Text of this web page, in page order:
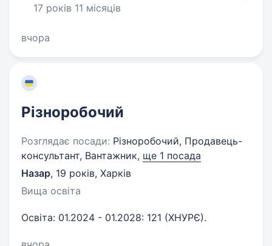
17 років 11 місяців
вчора
Різноробочий
Розглядає посади: Різноробочий, Продавець-
консультант, Вантажник, ще 1 посада
Назар, 19 років, Харків
Вища освіта
Освіта: 01.2024 - 01.2028: 121 (ХНУРЄ).